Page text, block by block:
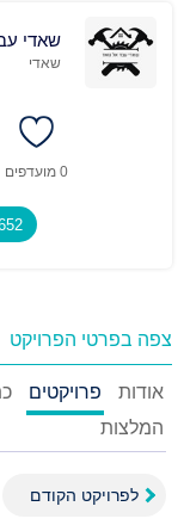
שאדי
שאדי
0 מועדפים
צפה בפרטי הפרויקט
אודות פרויקטים
המלצות
לפרויקט הקודם